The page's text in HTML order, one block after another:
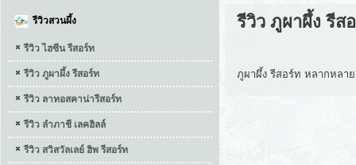
รีวิวสวนผึ้ง
รีวิว ไฮซีน รีสอร์ท
รีวิว ภูผาผึ้ง รีสอร์ท
รีวิว ลาทอสคาน่ารีสอร์ท
รีวิว ลำภาชี เลคฮิลล์
รีวิว สวิสวัลเลย์ ฮิพ รีสอร์ท
รีวิว ภูผาผึ้ง รีส
ภูผาผึ้ง รีสอร์ท หลากหลา